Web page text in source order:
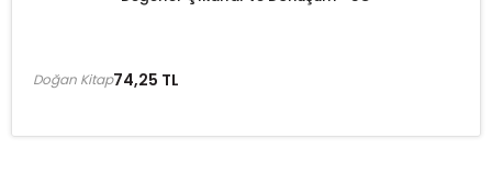
74,25 TL
Doğan Kitap